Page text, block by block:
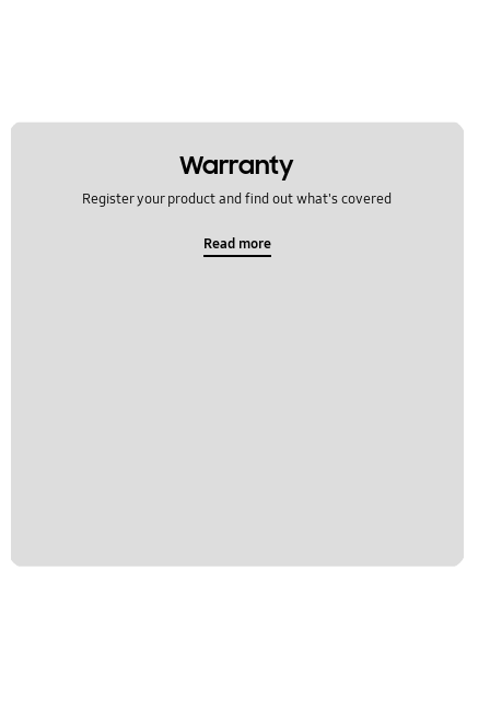
Warranty
Register your product and find out what's covered
Read more